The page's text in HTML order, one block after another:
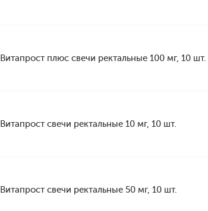
Витапрост плюс свечи ректальные 100 мг, 10 шт.
Витапрост свечи ректальные 10 мг, 10 шт.
Витапрост свечи ректальные 50 мг, 10 шт.